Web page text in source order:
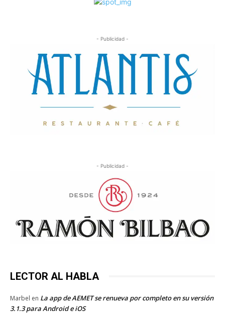
- Publicidad -
- Publicidad -
LECTOR AL HABLA
Marbel en La app de AEMET se renueva por completo en su versión
3.1.3 para Android e iOS